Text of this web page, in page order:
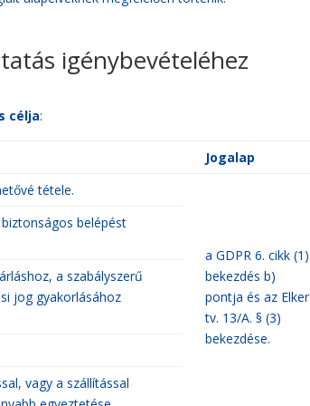
igénybevételéhez
célja:
Jogalap
tétele.
a GDPR 6. cikk (1)
bekezdés b)
pontja és az Elker
tv. 13/A. § (3)
bekezdése.
belépést
a szabályszerű
jog gyakorlásához
vagy a szállítással